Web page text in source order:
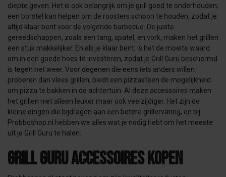
diepte geven. Het is ook belangrijk om je grill goed te onderhouden;
een borstel kan helpen om de roosters schoon te houden, zodat je
altijd klaar bent voor de volgende barbecue. De juiste
gereedschappen, zoals een tang, spatel, en vork, maken het grillen
een stuk makkelijker. En als je klaar bent, is het de moeite waard
om in een goede hoes te investeren, zodat je Grill Guru beschermd
is tegen het weer. Voor degenen die eens iets anders willen
proberen dan vlees grillen, biedt een pizzasteen de mogelijkheid
om pizza te bakken in de achtertuin. Al deze accessoires maken
het grillen niet alleen leuker maar ook veelzijdiger. Het zijn de
kleine dingen die bijdragen aan een betere grillervaring, en bij
Probbqshop.nl hebben we alles wat je nodig hebt om het meeste
uit je Grill Guru te halen.
Grill Guru accessoires kopen